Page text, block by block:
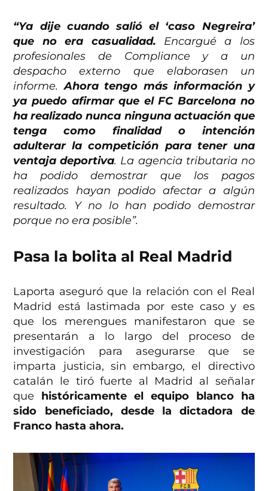
“Ya dije cuando salió el ‘caso Negreira’
que no era casualidad. Encargué a los
profesionales de Compliance y a un
despacho externo que elaborasen un
informe.Ahora tengo más información y
ya puedo afirmar que el FC Barcelona no
ha realizado nunca ninguna actuación que
tenga como finalidad o intención
adulterar la competición para tener una
ventaja deportiva. La agencia tributaria no
ha podido demostrar que los pagos
realizados hayan podido afectar a algún
resultado. Y no lo han podido demostrar
porque no era posible”.
Pasa la bolita al Real Madrid
Laporta aseguró que la relación con el Real
Madrid está lastimada por este caso y es
que los merengues manifestaron que se
presentarán a lo largo del proceso de
investigación para asegurarse que se
imparta justicia, sin embargo, el directivo
catalán le tiró fuerte al Madrid al señalar
que históricamente el equipo blanco ha
sido beneficiado, desde la dictadora de
Franco hasta ahora.